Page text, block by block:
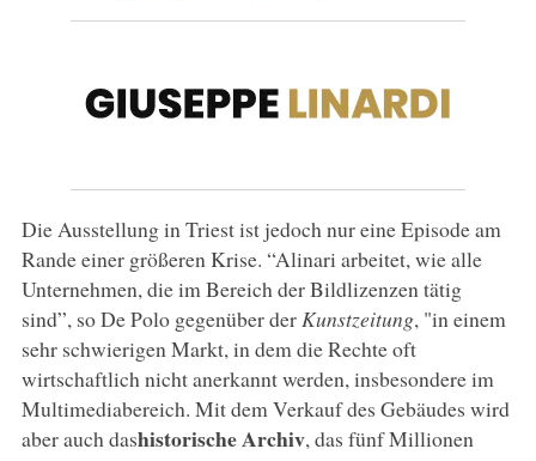
Die Ausstellung in Triest ist jedoch nur eine Episode am
Rande einer größeren Krise. “Alinari arbeitet, wie alle
Unternehmen, die im Bereich der Bildlizenzen tätig
sind”, so De Polo gegenüber der Kunstzeitung, "in einem
sehr schwierigen Markt, in dem die Rechte oft
wirtschaftlich nicht anerkannt werden, insbesondere im
Multimediabereich. Mit dem Verkauf des Gebäudes wird
aber auch dashistorische Archiv, das fünf Millionen